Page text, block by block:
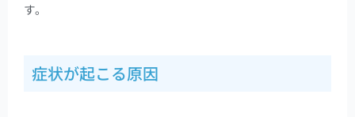
す。
症状が起こる原因